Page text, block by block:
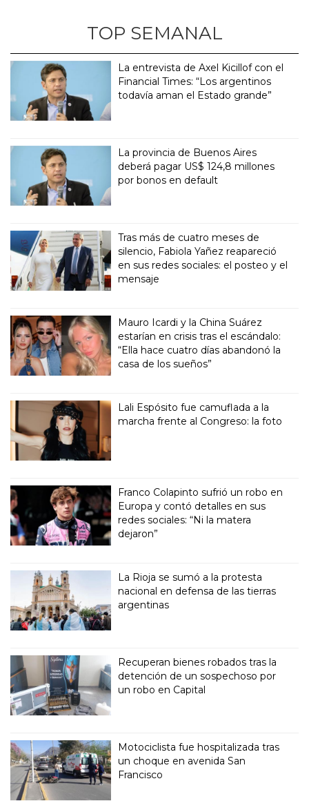
TOP SEMANAL
La entrevista de Axel Kicillof con el
Financial Times: “Los argentinos
todavía aman el Estado grande”
La provincia de Buenos Aires
deberá pagar US$ 124,8 millones
por bonos en default
Tras más de cuatro meses de
silencio, Fabiola Yañez reapareció
en sus redes sociales: el posteo y el
mensaje
Mauro Icardi y la China Suárez
estarían en crisis tras el escándalo:
“Ella hace cuatro días abandonó la
casa de los sueños”
Lali Espósito fue camuflada a la
marcha frente al Congreso: la foto
Franco Colapinto sufrió un robo en
Europa y contó detalles en sus
redes sociales: “Ni la matera
dejaron”
La Rioja se sumó a la protesta
nacional en defensa de las tierras
argentinas
Recuperan bienes robados tras la
detención de un sospechoso por
un robo en Capital
Motociclista fue hospitalizada tras
un choque en avenida San
Francisco